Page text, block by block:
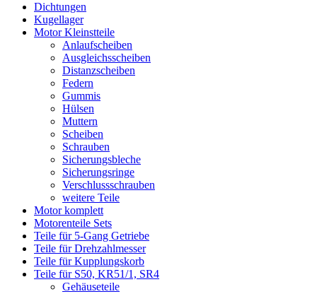
Dichtungen
Kugellager
Motor Kleinstteile
Anlaufscheiben
Ausgleichsscheiben
Distanzscheiben
Federn
Gummis
Hülsen
Muttern
Scheiben
Schrauben
Sicherungsbleche
Sicherungsringe
Verschlussschrauben
weitere Teile
Motor komplett
Motorenteile Sets
Teile für 5-Gang Getriebe
Teile für Drehzahlmesser
Teile für Kupplungskorb
Teile für S50, KR51/1, SR4
Gehäuseteile